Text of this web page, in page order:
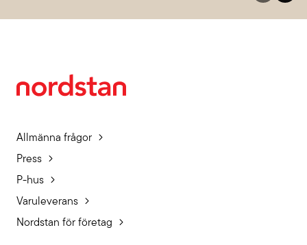
Allmänna frågor
Press
P-hus
Varuleverans
Nordstan för företag